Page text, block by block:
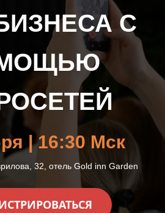
С
| 16:30 Мск
32, отель Gold inn Garden